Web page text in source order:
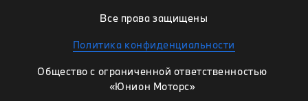
Все права защищены
Политика конфиденциальности
Общество с ограниченной ответственностью
«Юнион Моторс»